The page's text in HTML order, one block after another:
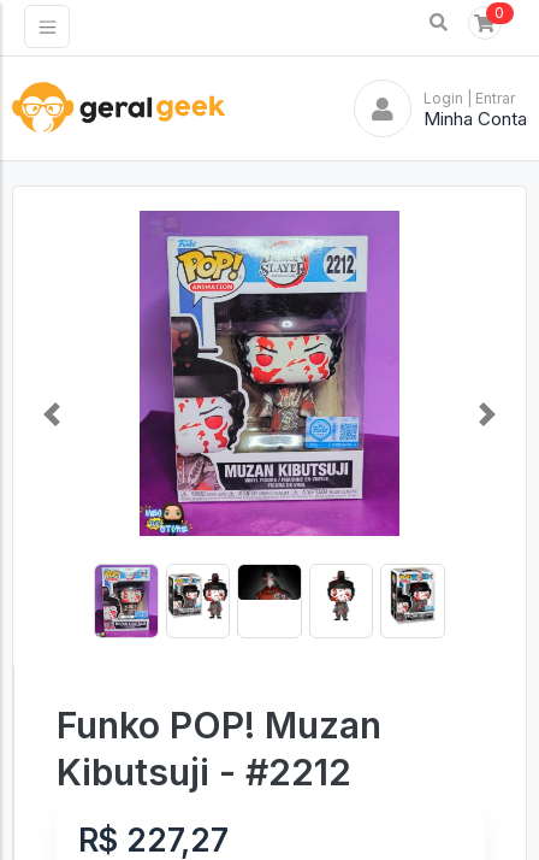
0
Login | Entrar
Minha Conta
Previous Next
Funko POP! Muzan
Kibutsuji - #2212
R$ 227,27